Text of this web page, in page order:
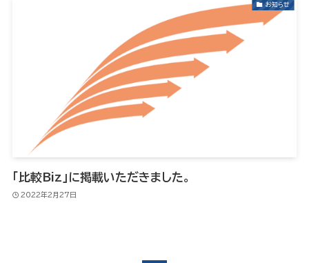
お知らせ
「比較Biz」に掲載いただきました。
2022年2月27日